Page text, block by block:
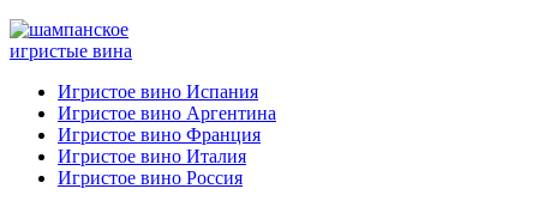
игристые вина
Игристое вино Испания
Игристое вино Аргентина
Игристое вино Франция
Игристое вино Италия
Игристое вино Россия